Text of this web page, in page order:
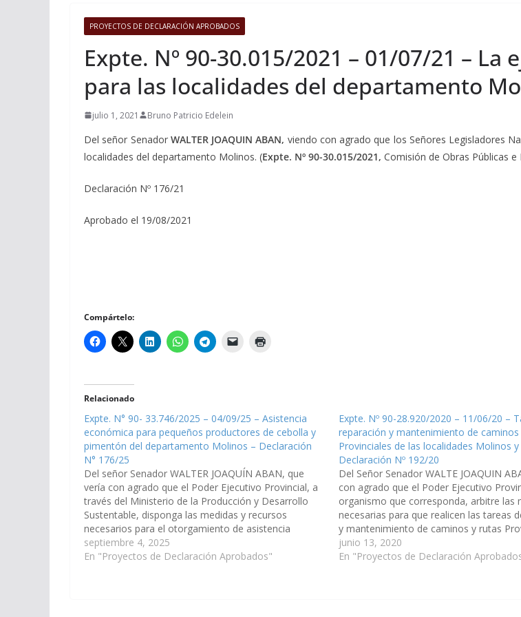
PROYECTOS DE DECLARACIÓN APROBADOS
Expte. Nº 90-30.015/2021 – 01/07/21 –
para las localidades del departamento
julio 1, 2021 Bruno Patricio Edelein
Del señor Senador WALTER JOAQUIN ABAN, viendo con agrado que los Señores Legisladores
localidades del departamento Molinos. (Expte. Nº 90-30.015/2021, Comisión de Obras Públicas e
Declaración Nº 176/21
Aprobado el 19/08/2021
Compártelo:
Relacionado
Expte. N° 90- 33.746/2025 – 04/09/25 – Asistencia
económica para pequeños productores de cebolla y
pimentón del departamento Molinos – Declaración
N° 176/25
Del señor Senador WALTER JOAQUÍN ABAN, que
vería con agrado que el Poder Ejecutivo Provincial, a
través del Ministerio de la Producción y Desarrollo
Sustentable, disponga las medidas y recursos
necesarios para el otorgamiento de asistencia
económica a pequeños productores de cebolla y
pimentón del departamento Molinos. (Expte. N° 90-…
septiembre 4, 2025
En "Proyectos de Declaración Aprobados"
Expte. Nº 90-28.920/2020 – 11/06/20 –
reparación y mantenimiento de caminos
Provinciales de las localidades Molinos
Declaración Nº 192/20
Del Señor Senador WALTE JOAQUIN
con agrado que el Poder Ejecutivo
organismo que corresponda, arbitre las
necesarias para que realicen las tareas
y mantenimiento de caminos y rutas
las localidades Molinos y Seclantás,
de Molinos. (Expte. Nº 90-28.920/2020,…
junio 13, 2020
En "Proyectos de Declaración